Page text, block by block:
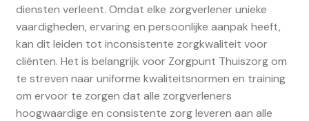
diensten verleent. Omdat elke zorgverlener unieke
vaardigheden, ervaring en persoonlijke aanpak heeft,
kan dit leiden tot inconsistente zorgkwaliteit voor
cliënten. Het is belangrijk voor Zorgpunt Thuiszorg om
te streven naar uniforme kwaliteitsnormen en training
om ervoor te zorgen dat alle zorgverleners
hoogwaardige en consistente zorg leveren aan alle